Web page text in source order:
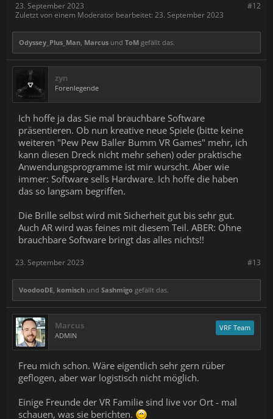
#12
23. September 2023
Zuletzt von einem Moderator bearbeitet: 23. September 2023
Odyssey_Plus_Man, Marcus und ToM gefällt das.
zyn
Forenlegende
Ich hoffe ja das Sie mal brauchbare Software
präsentieren. Ob nun kreative neue Spiele (bitte keine
weiteren "Pew Pew Baller Bumm VR Games" mehr, ich
kann diesen Dreck nicht mehr sehen) oder praktische
Anwendungsprogramme ist mir wurscht. Aber wie
immer: Software sells Hardware. Ich hoffe die haben
das so langsam begriffen.
Die Brille selbst wird mit Sicherheit gut bis sehr gut.
Auch AR wird was feines mit diesem Teil. ABER: Ohne
brauchbare Software bringt das alles nichts!!
#13
23. September 2023
VoodooDE, komisch und Sashmigo gefällt das.
Marcus
ADMIN
VRF Team
Freu mich schon. Wäre eigentlich sehr gern rüber
geflogen, aber war logistisch nicht möglich.
Einige Freunde der VR Familie sind live vor Ort - mal
schauen, was sie berichten.